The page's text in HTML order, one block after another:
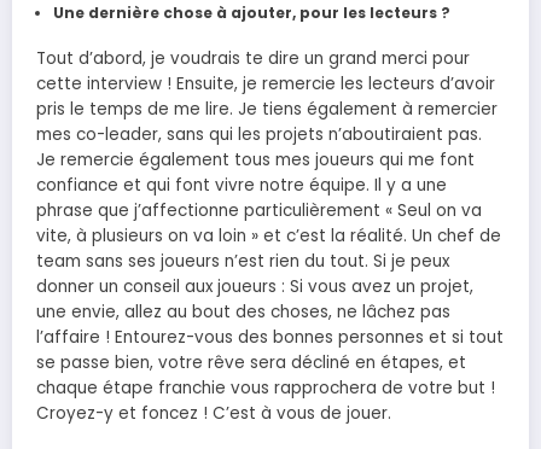
Une dernière chose à ajouter, pour les lecteurs ?
Tout d’abord, je voudrais te dire un grand merci pour
cette interview ! Ensuite, je remercie les lecteurs d’avoir
pris le temps de me lire. Je tiens également à remercier
mes co-leader, sans qui les projets n’aboutiraient pas.
Je remercie également tous mes joueurs qui me font
confiance et qui font vivre notre équipe. Il y a une
phrase que j’affectionne particulièrement « Seul on va
vite, à plusieurs on va loin » et c’est la réalité. Un chef de
team sans ses joueurs n’est rien du tout. Si je peux
donner un conseil aux joueurs : Si vous avez un projet,
une envie, allez au bout des choses, ne lâchez pas
l’affaire ! Entourez-vous des bonnes personnes et si tout
se passe bien, votre rêve sera décliné en étapes, et
chaque étape franchie vous rapprochera de votre but !
Croyez-y et foncez ! C’est à vous de jouer.